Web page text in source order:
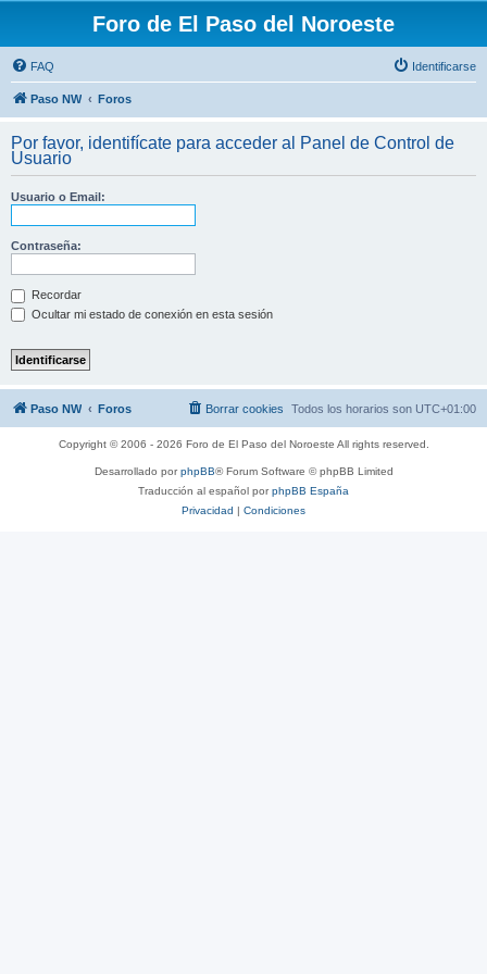
Foro de El Paso del Noroeste
FAQ Identificarse
Paso NW Foros
Por favor, identifícate para acceder al Panel de Control de
Usuario
Usuario o Email:
Contraseña:
Recordar
Ocultar mi estado de conexión en esta sesión
Paso NW Foros Todos los horarios son UTC+01:00
Borrar cookies
Copyright © 2006 - 2026 Foro de El Paso del Noroeste All rights reserved.
Desarrollado porphpBB® Forum Software © phpBB Limited
Traducción al español porphpBB España
Privacidad | Condiciones